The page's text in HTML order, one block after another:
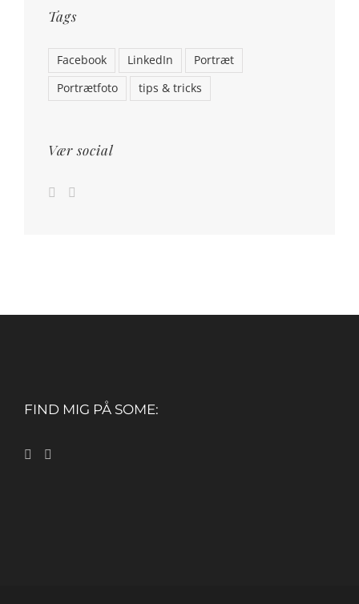
Tags
Facebook LinkedIn
Portræt
Portrætfoto
tips & tricks
Vær social
FIND MIG PÅ SOME: